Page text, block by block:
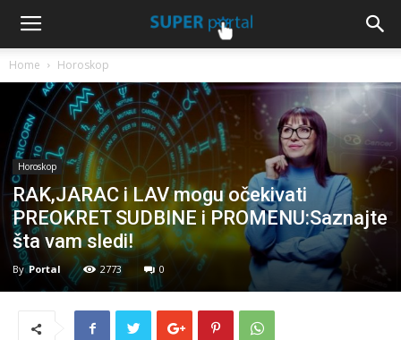
Home Horoskop
Horoskop
RAK,JARAC i LAV mogu očekivati
PREOKRET SUDBINE i PROMENU:Saznajte
šta vam sledi!
By Portal 2773 0